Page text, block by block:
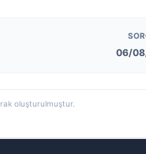
06/
oluşturulmuştur.